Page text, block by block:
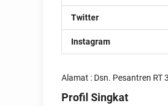
Twitter
Instagram
Alamat : Dsn. Pesantren RT
Profil Singkat